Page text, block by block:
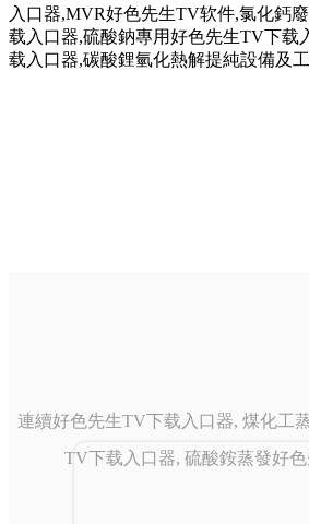
連續好色先生TV下载入口器, 煤化工
TV下载入口器, 硫酸銨蒸發好